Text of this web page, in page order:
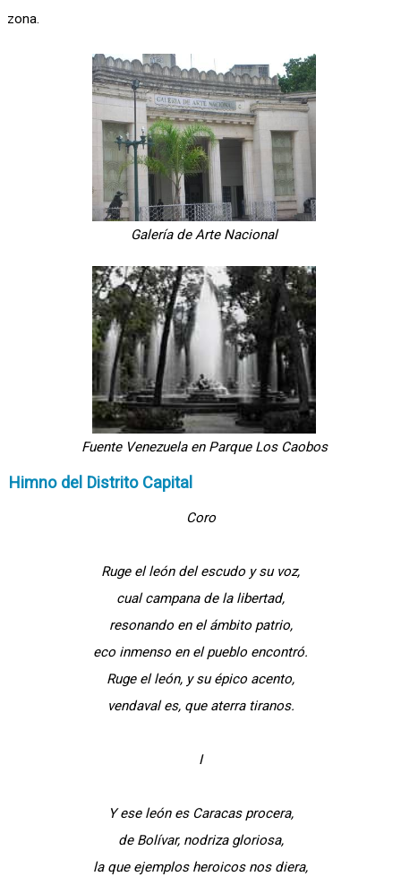
zona.
Galería de Arte Nacional
Fuente Venezuela en Parque Los Caobos
Himno del Distrito Capital
Coro
Ruge el león del escudo y su voz,
cual campana de la libertad,
resonando en el ámbito patrio,
eco inmenso en el pueblo encontró.
Ruge el león, y su épico acento,
vendaval es, que aterra tiranos.
I
Y ese león es Caracas procera,
de Bolívar, nodriza gloriosa,
la que ejemplos heroicos nos diera,